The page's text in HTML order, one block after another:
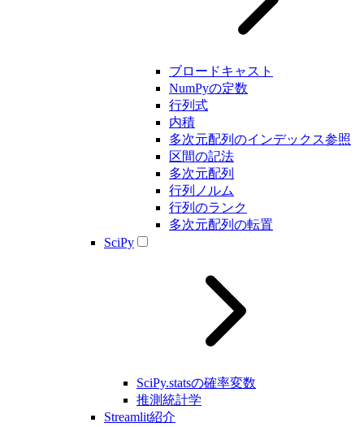
ブロードキャスト
NumPyの定数
行列式
内積
多次元配列のインデックス参照
区間の記法
多次元配列
行列ノルム
行列のランク
多次元配列の転置
SciPy
SciPy.statsの確率変数
推測統計学
Streamlit紹介